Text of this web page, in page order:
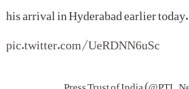
his arrival in Hyderabad earlier today.
pic.twitter.com/UeRDNN6uSc